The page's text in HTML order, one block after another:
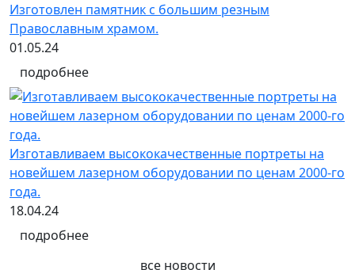
Изготовлен памятник с большим резным
Православным храмом.
01.05.24
подробнее
Изготавливаем высококачественные портреты на
новейшем лазерном оборудовании по ценам 2000-го
года.
18.04.24
подробнее
все новости